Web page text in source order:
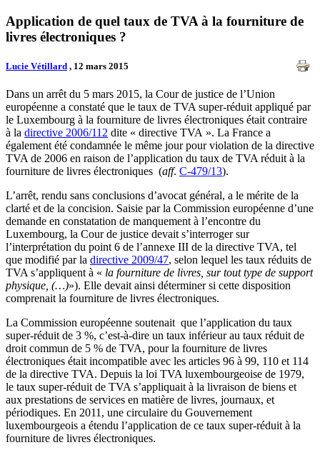
Application de quel taux de TVA à la fourniture de
livres électroniques ?
Lucie Vétillard , 12 mars 2015
Dans un arrêt du 5 mars 2015, la Cour de justice de l’Union
européenne a constaté que le taux de TVA super-réduit appliqué par
le Luxembourg à la fourniture de livres électroniques était contraire
à la directive 2006/112 dite « directive TVA ». La France a
également été condamnée le même jour pour violation de la directive
TVA de 2006 en raison de l’application du taux de TVA réduit à la
fourniture de livres électroniques (aff. C-479/13).
L’arrêt, rendu sans conclusions d’avocat général, a le mérite de la
clarté et de la concision. Saisie par la Commission européenne d’une
demande en constatation de manquement à l’encontre du
Luxembourg, la Cour de justice devait s’interroger sur
l’interprétation du point 6 de l’annexe III de la directive TVA, tel
que modifié par la directive 2009/47, selon lequel les taux réduits de
TVA s’appliquent à « la fourniture de livres, sur tout type de support
physique, (…)»). Elle devait ainsi déterminer si cette disposition
comprenait la fourniture de livres électroniques.
La Commission européenne soutenait que l’application du taux
super-réduit de 3 %, c’est-à-dire un taux inférieur au taux réduit de
droit commun de 5 % de TVA, pour la fourniture de livres
électroniques était incompatible avec les articles 96 à 99, 110 et 114
de la directive TVA. Depuis la loi TVA luxembourgeoise de 1979,
le taux super-réduit de TVA s’appliquait à la livraison de biens et
aux prestations de services en matière de livres, journaux, et
périodiques. En 2011, une circulaire du Gouvernement
luxembourgeois a étendu l’application de ce taux super-réduit à la
fourniture de livres électroniques.